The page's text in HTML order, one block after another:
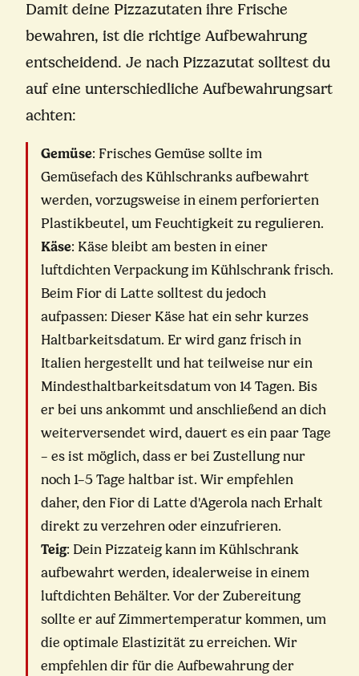
Damit deine Pizzazutaten ihre Frische
bewahren, ist die richtige Aufbewahrung
entscheidend. Je nach Pizzazutat solltest du
auf eine unterschiedliche Aufbewahrungsart
achten:
Gemüse: Frisches Gemüse sollte im
Gemüsefach des Kühlschranks aufbewahrt
werden, vorzugsweise in einem perforierten
Plastikbeutel, um Feuchtigkeit zu regulieren.
Käse: Käse bleibt am besten in einer
luftdichten Verpackung im Kühlschrank frisch.
Beim Fior di Latte solltest du jedoch
aufpassen: Dieser Käse hat ein sehr kurzes
Haltbarkeitsdatum. Er wird ganz frisch in
Italien hergestellt und hat teilweise nur ein
Mindesthaltbarkeitsdatum von 14 Tagen. Bis
er bei uns ankommt und anschließend an dich
weiterversendet wird, dauert es ein paar Tage
– es ist möglich, dass er bei Zustellung nur
noch 1–5 Tage haltbar ist. Wir empfehlen
daher, den Fior di Latte d'Agerola nach Erhalt
direkt zu verzehren oder einzufrieren.
Teig: Dein Pizzateig kann im Kühlschrank
aufbewahrt werden, idealerweise in einem
luftdichten Behälter. Vor der Zubereitung
sollte er auf Zimmertemperatur kommen, um
die optimale Elastizität zu erreichen. Wir
empfehlen dir für die Aufbewahrung der